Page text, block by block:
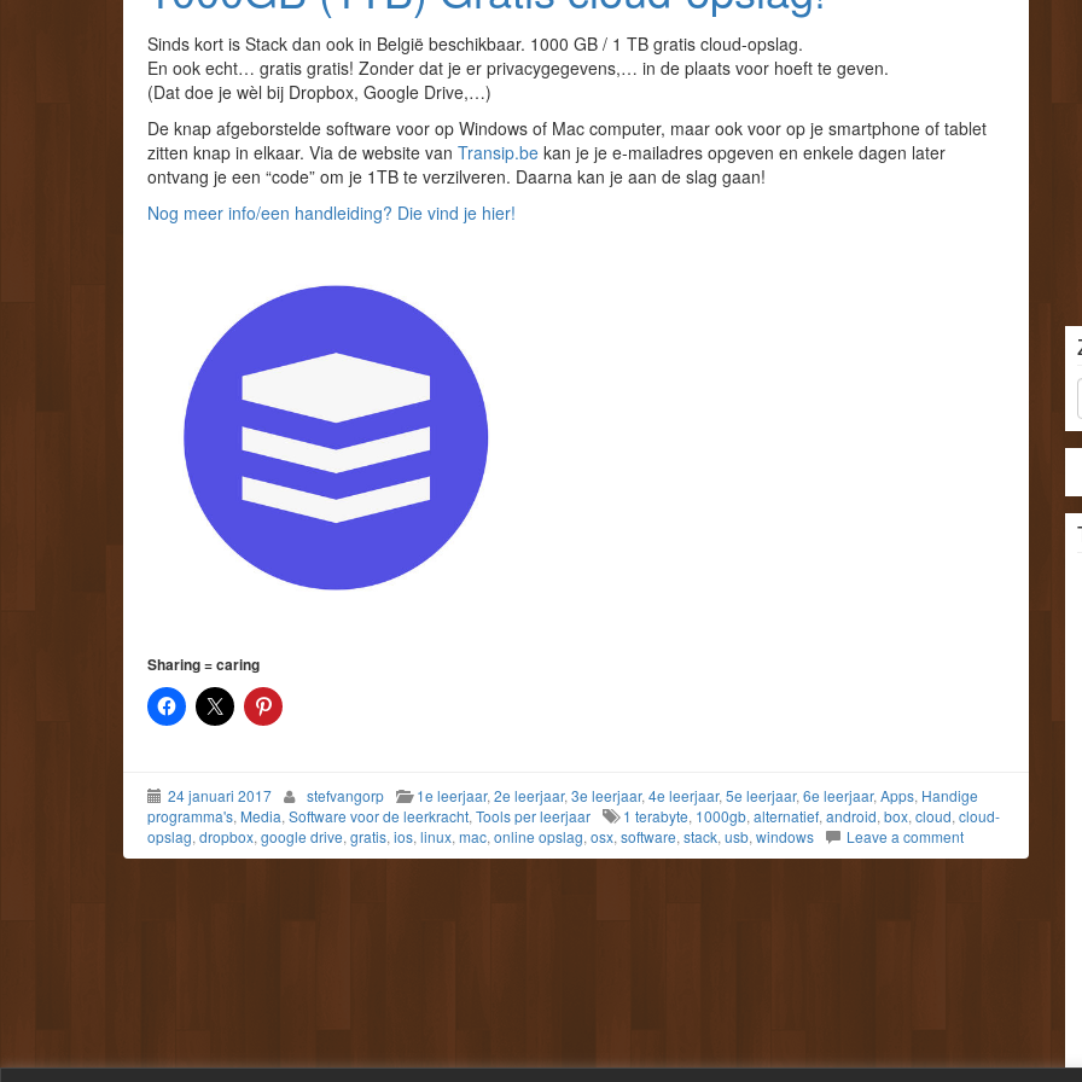
Sinds kort is Stack dan ook in België beschikbaar. 1000 GB / 1 TB gratis cloud-opslag.
En ook echt… gratis gratis! Zonder dat je er privacygegevens,… in de plaats voor hoeft te geven.
(Dat doe je wèl bij Dropbox, Google Drive,…)
De knap afgeborstelde software voor op Windows of Mac computer, maar ook voor op je smartphone of tablet
zitten knap in elkaar. Via de website van Transip.be kan je je e-mailadres opgeven en enkele dagen later
ontvang je een “code” om je 1TB te verzilveren. Daarna kan je aan de slag gaan!
Nog meer info/een handleiding? Die vind je hier!
Sharing = caring
24 januari 2017 stefvangorp 1e leerjaar, 2e leerjaar, 3e leerjaar, 4e leerjaar, 5e leerjaar, 6e leerjaar, Apps, Handige
programma's, Media, Software voor de leerkracht, Tools per leerjaar 1 terabyte, 1000gb, alternatief, android, box, cloud, cloud-
opslag, dropbox, google drive, gratis, ios, linux, mac, online opslag, osx, software, stack, usb, windows Leave a comment